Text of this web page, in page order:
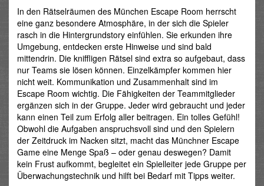
In den Rätselräumen des München Escape Room herrscht
eine ganz besondere Atmosphäre, in der sich die Spieler
rasch in die Hintergrundstory einfühlen. Sie erkunden ihre
Umgebung, entdecken erste Hinweise und sind bald
mittendrin. Die kniffligen Rätsel sind extra so aufgebaut, dass
nur Teams sie lösen können. Einzelkämpfer kommen hier
nicht weit. Kommunikation und Zusammenhalt sind im
Escape Room wichtig. Die Fähigkeiten der Teammitglieder
ergänzen sich in der Gruppe. Jeder wird gebraucht und jeder
kann einen Teil zum Erfolg aller beitragen. Ein tolles Gefühl!
Obwohl die Aufgaben anspruchsvoll sind und den Spielern
der Zeitdruck im Nacken sitzt, macht das Münchner Escape
Game eine Menge Spaß – oder genau deswegen? Damit
kein Frust aufkommt, begleitet ein Spielleiter jede Gruppe per
Überwachungstechnik und hilft bei Bedarf mit Tipps weiter.